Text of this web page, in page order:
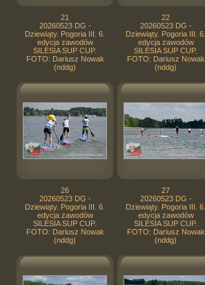
21
20260523 DG -
Dziewiąty. Pogoria III. 6.
edycja zawodów
SILESIA SUP CUP.
FOTO: Dariusz Nowak
(nddg)
22
20260523 DG -
Dziewiąty. Pogoria III. 6.
edycja zawodów
SILESIA SUP CUP.
FOTO: Dariusz Nowak
(nddg)
26
20260523 DG -
Dziewiąty. Pogoria III. 6.
edycja zawodów
SILESIA SUP CUP.
FOTO: Dariusz Nowak
(nddg)
27
20260523 DG -
Dziewiąty. Pogoria III. 6.
edycja zawodów
SILESIA SUP CUP.
FOTO: Dariusz Nowak
(nddg)